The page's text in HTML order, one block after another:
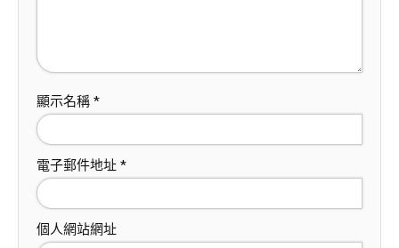
顯示名稱 *
電子郵件地址 *
個人網站網址